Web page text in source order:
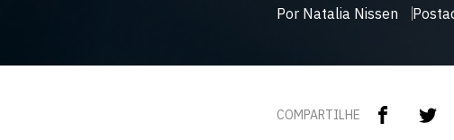
Por Natalia Nissen
COMPARTILHE